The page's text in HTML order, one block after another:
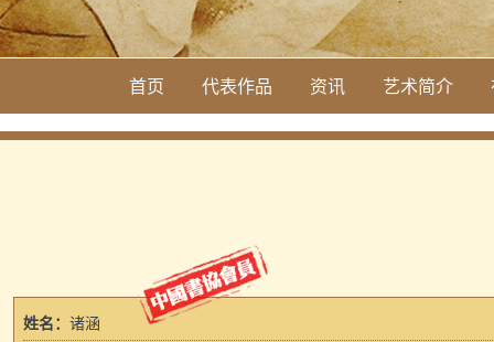
首页 代表作品 资讯 艺术简介
姓名： 诸涵